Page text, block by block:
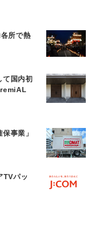
所で熱
て国内初
事業」
TVパッ